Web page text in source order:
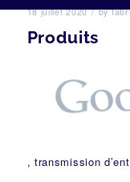
18 juillet 2020 / by
Produits
, transmission